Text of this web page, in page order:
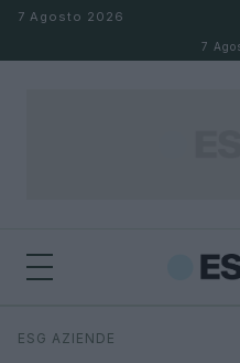
Salta al contenuto
7 Agosto 2026
7
Cerca
ESG AZIENDE